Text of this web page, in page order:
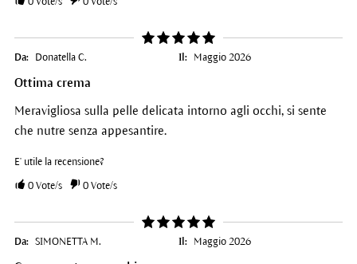
Da: Donatella C. Il: Maggio 2026
Ottima crema
Meravigliosa sulla pelle delicata intorno agli occhi, si sente
che nutre senza appesantire.
E' utile la recensione?
0Vote/s 0Vote/s
Da: SIMONETTA M. Il: Maggio 2026